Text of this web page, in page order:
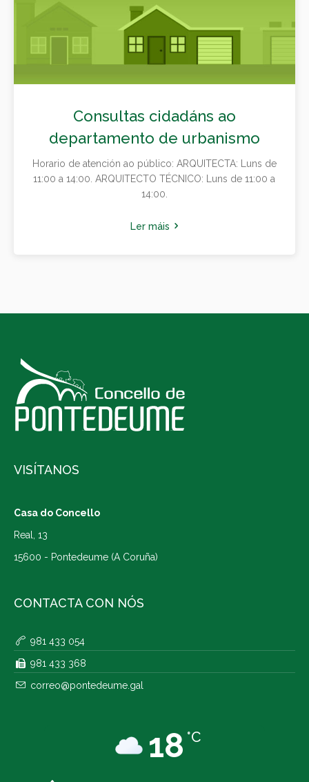
Consultas cidadáns ao
departamento de urbanismo
Horario de atención ao público: ARQUITECTA: Luns de
11:00 a 14:00. ARQUITECTO TÉCNICO: Luns de 11:00 a
14:00.
Ler máis
VISÍTANOS
Casa do Concello
Real, 13
15600 - Pontedeume (A Coruña)
CONTACTA CON NÓS
981 433 054
981 433 368
correo@pontedeume.gal
18 °C